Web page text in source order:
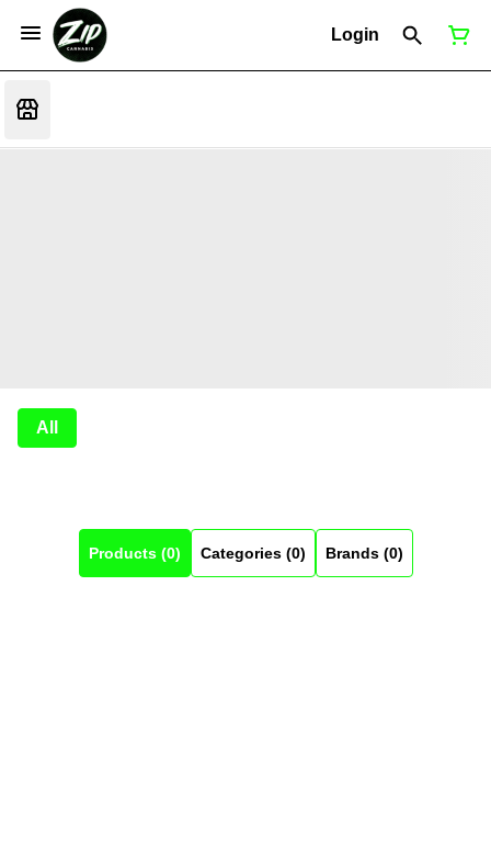
Login
All
Products (0) Categories (0) Brands (0)